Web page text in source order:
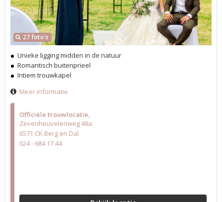
Officiële trouwlocatie
Zevenheuvelenweg 48a
6571 CK Berg en Dal
024 - 684 17 44
27 foto's
Unieke ligging midden in de natuur
Romantisch buitenprieel
Intiem trouwkapel
Meer informatie